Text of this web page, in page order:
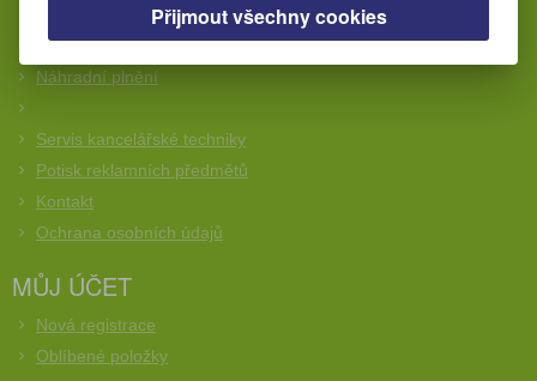
Obchodní podmínky
Reklamační podmínky
Náhradní plnění
Servis kancelářské techniky
Potisk reklamních předmětů
Kontakt
Ochrana osobních údajů
MŮJ ÚČET
Nová registrace
Oblíbené položky
Přijmout všechny cookies